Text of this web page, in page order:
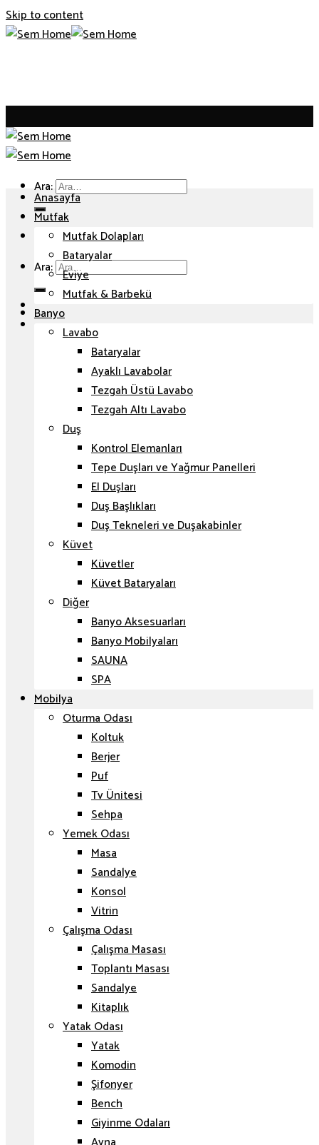
Skip to content
Ara:
Ara:
Anasayfa
Mutfak
Mutfak Dolapları
Bataryalar
Eviye
Mutfak & Barbekü
Banyo
Lavabo
Bataryalar
Ayaklı Lavabolar
Tezgah Üstü Lavabo
Tezgah Altı Lavabo
Duş
Kontrol Elemanları
Tepe Duşları ve Yağmur Panelleri
El Duşları
Duş Başlıkları
Duş Tekneleri ve Duşakabinler
Küvet
Küvetler
Küvet Bataryaları
Diğer
Banyo Aksesuarları
Banyo Mobilyaları
SAUNA
SPA
Mobilya
Oturma Odası
Koltuk
Berjer
Puf
Tv Ünitesi
Sehpa
Yemek Odası
Masa
Sandalye
Konsol
Vitrin
Çalışma Odası
Çalışma Masası
Toplantı Masası
Sandalye
Kitaplık
Yatak Odası
Yatak
Komodin
Şifonyer
Bench
Giyinme Odaları